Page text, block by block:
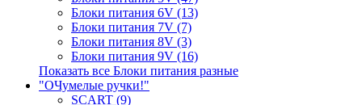
Блоки питания 6V (13)
Блоки питания 7V (7)
Блоки питания 8V (3)
Блоки питания 9V (16)
Показать все Блоки питания разные
"ОЧумелые ручки!"
SCART (9)